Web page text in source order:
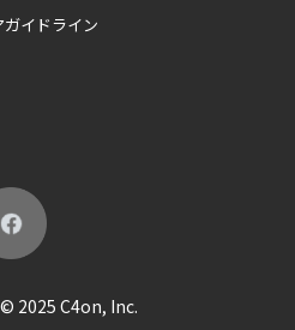
イドライン
2025 C4on, Inc.